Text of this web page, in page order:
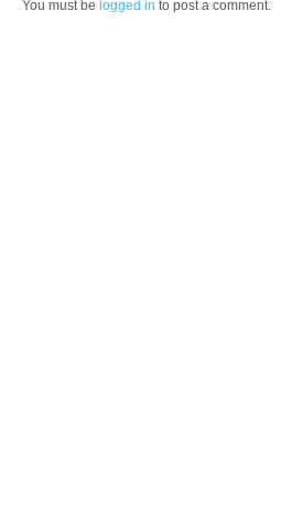
You must be logged in to post a comment.